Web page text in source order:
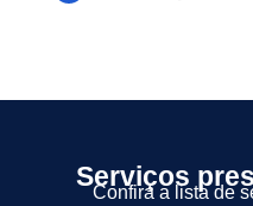
Serviços
Confira a lista de